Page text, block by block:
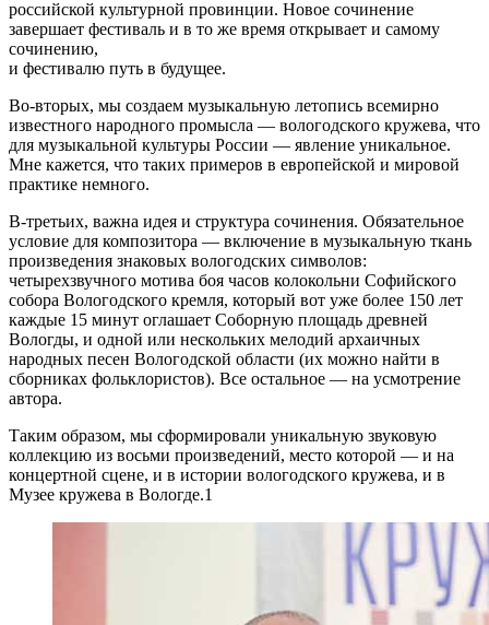
российской культурной провинции. Новое сочинение
завершает фестиваль и в то же время открывает и самому
сочинению,
и фестивалю путь в будущее.
Во-вторых, мы создаем музыкальную летопись всемирно
известного народного промысла — вологодского кружева, что
для музыкальной культуры России — явление уникальное.
Мне кажется, что таких примеров в европейской и мировой
практике немного.
В-третьих, важна идея и структура сочинения. Обязательное
условие для композитора — включение в музыкальную ткань
произведения знаковых вологодских символов:
четырехзвучного мотива боя часов колокольни Софийского
собора Вологодского кремля, который вот уже более 150 лет
каждые 15 минут оглашает Соборную площадь древней
Вологды, и одной или нескольких мелодий архаичных
народных песен Вологодской области (их можно найти в
сборниках фольклористов). Все остальное — на усмотрение
автора.
Таким образом, мы сформировали уникальную звуковую
коллекцию из восьми произведений, место которой — и на
концертной сцене, и в истории вологодского кружева, и в
Музее кружева в Вологде.1